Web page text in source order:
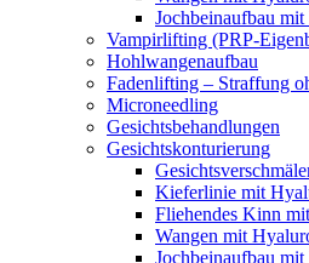
Jochbeinaufbau
Vampirlifting (PRP-
Hohlwangenaufbau
Fadenlifting – Straffung
Microneedling
Gesichtsbehandlungen
Gesichtskonturierung
Kieferlinie mit
Fliehendes Kinn
Wangen mit
Jochbeinaufbau